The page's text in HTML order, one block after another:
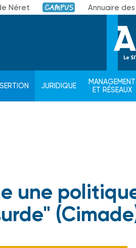
Néret Campus Annuaire
JURIDIQUE
MANAGEMENT
ET RÉSEAUX
une